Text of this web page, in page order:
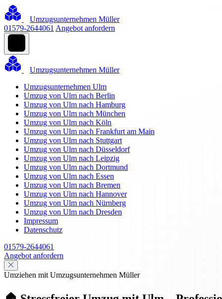
Umzugsunternehmen Müller
01579-2644061 Angebot anfordern
Umzugsunternehmen Müller
Umzugsunternehmen Ulm
Umzug von Ulm nach Berlin
Umzug von Ulm nach Hamburg
Umzug von Ulm nach München
Umzug von Ulm nach Köln
Umzug von Ulm nach Frankfurt am Main
Umzug von Ulm nach Stuttgart
Umzug von Ulm nach Düsseldorf
Umzug von Ulm nach Leipzig
Umzug von Ulm nach Dortmund
Umzug von Ulm nach Essen
Umzug von Ulm nach Bremen
Umzug von Ulm nach Hannover
Umzug von Ulm nach Nürnberg
Umzug von Ulm nach Dresden
Impressum
Datenschutz
01579-2644061
Angebot anfordern
Umziehen mit Umzugsunternehmen Müller